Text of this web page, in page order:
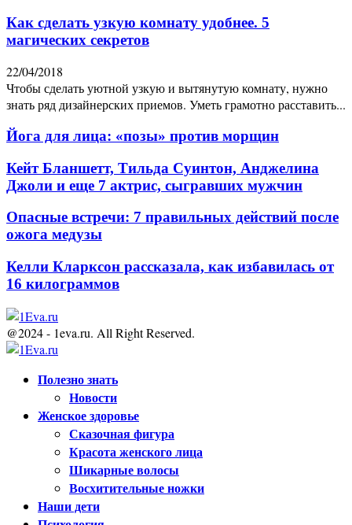
Как сделать узкую комнату удобнее. 5
магических секретов
22/04/2018
Чтобы сделать уютной узкую и вытянутую комнату, нужно
знать ряд дизайнерских приемов. Уметь грамотно расставить...
Йога для лица: «позы» против морщин
Кейт Бланшетт, Тильда Суинтон, Анджелина
Джоли и еще 7 актрис, сыгравших мужчин
Опасные встречи: 7 правильных действий после
ожога медузы
Келли Кларксон рассказала, как избавилась от
16 килограммов
@2024 - 1eva.ru. All Right Reserved.
Полезно знать
Новости
Женское здоровье
Сказочная фигура
Красота женского лица
Шикарные волосы
Восхитительные ножки
Наши дети